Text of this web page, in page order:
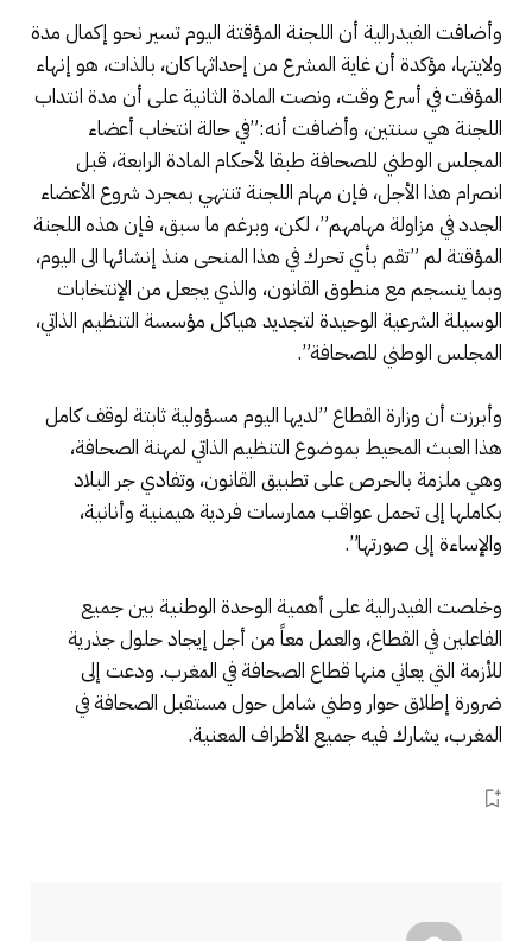
وأضافت الفيدرالية أن اللجنة المؤقتة اليوم تسير نحو إكمال مدة
ولايتها، مؤكدة أن غاية المشرع من إحداثها كان، بالذات، هو إنهاء
المؤقت في أسرع وقت، ونصت المادة الثانية على أن مدة انتداب
اللجنة هي سنتين، وأضافت أنه:”في حالة انتخاب أعضاء
المجلس الوطني للصحافة طبقا لأحكام المادة الرابعة، قبل
انصرام هذا الأجل، فإن مهام اللجنة تنتهي بمجرد شروع الأعضاء
الجدد في مزاولة مهامهم”، لكن، وبرغم ما سبق، فإن هذه اللجنة
المؤقتة لم ”تقم بأي تحرك في هذا المنحى منذ إنشائها الى اليوم،
وبما ينسجم مع منطوق القانون، والذي يجعل من الإنتخابات
الوسيلة الشرعية الوحيدة لتجديد هياكل مؤسسة التنظيم الذاتي،
المجلس الوطني للصحافة”.
وأبرزت أن وزارة القطاع ”لديها اليوم مسؤولية ثابتة لوقف كامل
هذا العبث المحيط بموضوع التنظيم الذاتي لمهنة الصحافة،
وهي ملزمة بالحرص على تطبيق القانون، وتفادي جر البلاد
بكاملها إلى تحمل عواقب ممارسات فردية هيمنية وأنانية،
والإساءة إلى صورتها”.
وخلصت الفيدرالية على أهمية الوحدة الوطنية بين جميع
الفاعلين في القطاع، والعمل معاً من أجل إيجاد حلول جذرية
للأزمة التي يعاني منها قطاع الصحافة في المغرب. ودعت إلى
ضرورة إطلاق حوار وطني شامل حول مستقبل الصحافة في
المغرب، يشارك فيه جميع الأطراف المعنية.